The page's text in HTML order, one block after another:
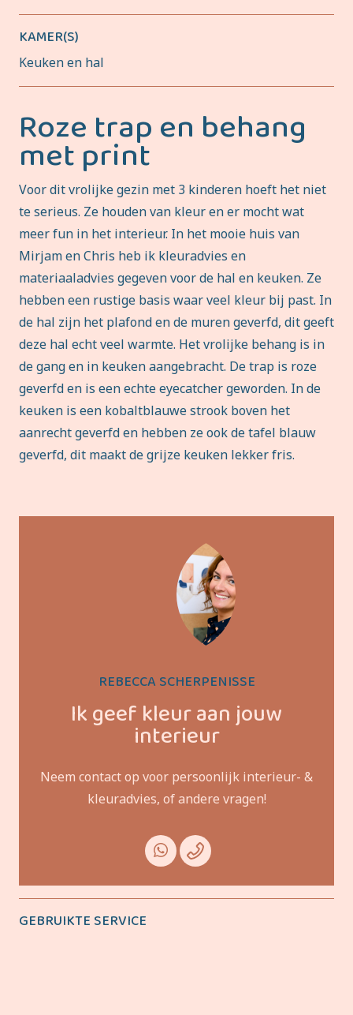
KAMER(S)
Keuken en hal
Roze trap en behang
met print
Voor dit vrolijke gezin met 3 kinderen hoeft het niet
te serieus. Ze houden van kleur en er mocht wat
meer fun in het interieur. In het mooie huis van
Mirjam en Chris heb ik kleuradvies en
materiaaladvies gegeven voor de hal en keuken. Ze
hebben een rustige basis waar veel kleur bij past. In
de hal zijn het plafond en de muren geverfd, dit geeft
deze hal echt veel warmte. Het vrolijke behang is in
de gang en in keuken aangebracht. De trap is roze
geverfd en is een echte eyecatcher geworden. In de
keuken is een kobaltblauwe strook boven het
aanrecht geverfd en hebben ze ook de tafel blauw
geverfd, dit maakt de grijze keuken lekker fris.
REBECCA SCHERPENISSE
Ik geef kleur aan jouw
interieur
Neem contact op voor persoonlijk interieur- &
kleuradvies, of andere vragen!
GEBRUIKTE SERVICE